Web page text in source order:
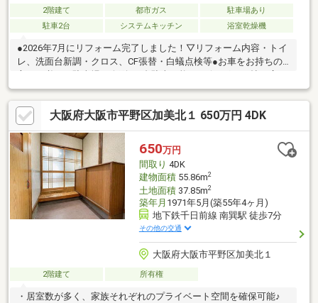
2階建て 都市ガス
駐車場あり
駐車2台
システムキッチン 浴室乾燥機
●2026年7月にリフォーム完了しました！▽リフォーム内容・トイ
レ、洗面台新調・クロス、CF張替・白蟻点検等●お車をお持ちの
く、ご家族でゆったりお過ごしいただける空間●キッチンは人気
の高いカウンターキッチン♪食洗機もあり快適にお料理できます●
浴室乾燥機、追い焚き機能、独立洗面台、室内洗濯機置場、トイ
レ2か所等の室内設備が一通り揃っています●容量がたっぷりのク
ローゼットが全居室にあるのも嬉しいポイント！●学校・スーパ
ー・コンビニ・総合病院が徒歩10分圏内と近く、住環境が充実し
ているのも魅力的♪
大阪府大阪市平野区加美北１ 650万円 4DK
650万円
間取り 4DK
建物面積55.86m2
土地面積37.85m2
築年月 1971年5月(築55年4ヶ月)
地下鉄千日前線 南巽駅 徒歩7分
その他の交通
大阪府大阪市平野区加美北１
2階建て 所有権
・居室数が多く、家族それぞれのプライベート空間を確保可能♪